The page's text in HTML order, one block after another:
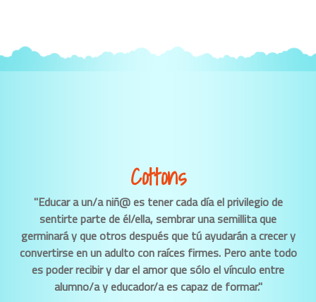
Cottons
"Educar a un/a niñ@ es tener cada día el privilegio de
sentirte parte de él/ella, sembrar una semillita que
germinará y que otros después que tú ayudarán a crecer y
convertirse en un adulto con raíces firmes. Pero ante todo
es poder recibir y dar el amor que sólo el vínculo entre
alumno/a y educador/a es capaz de formar."